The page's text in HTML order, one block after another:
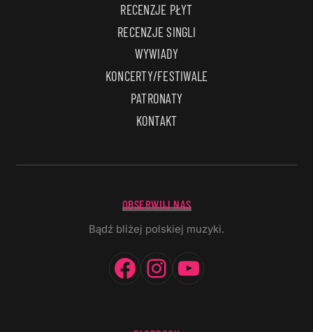
RECENZJE PŁYT
RECENZJE SINGLI
WYWIADY
KONCERTY/FESTIWALE
PATRONATY
KONTAKT
OBSERWUJ NAS
Bądź bliżej polskiej muzyki.
Facebook
Instagram